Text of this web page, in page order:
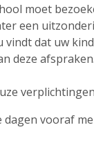
moet
een
dat uw
deze
vooraf